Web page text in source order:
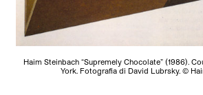
Haim Steinbach “Supremely Chocolate” (1986).
York. Fotografia di David Lubrsky. ©